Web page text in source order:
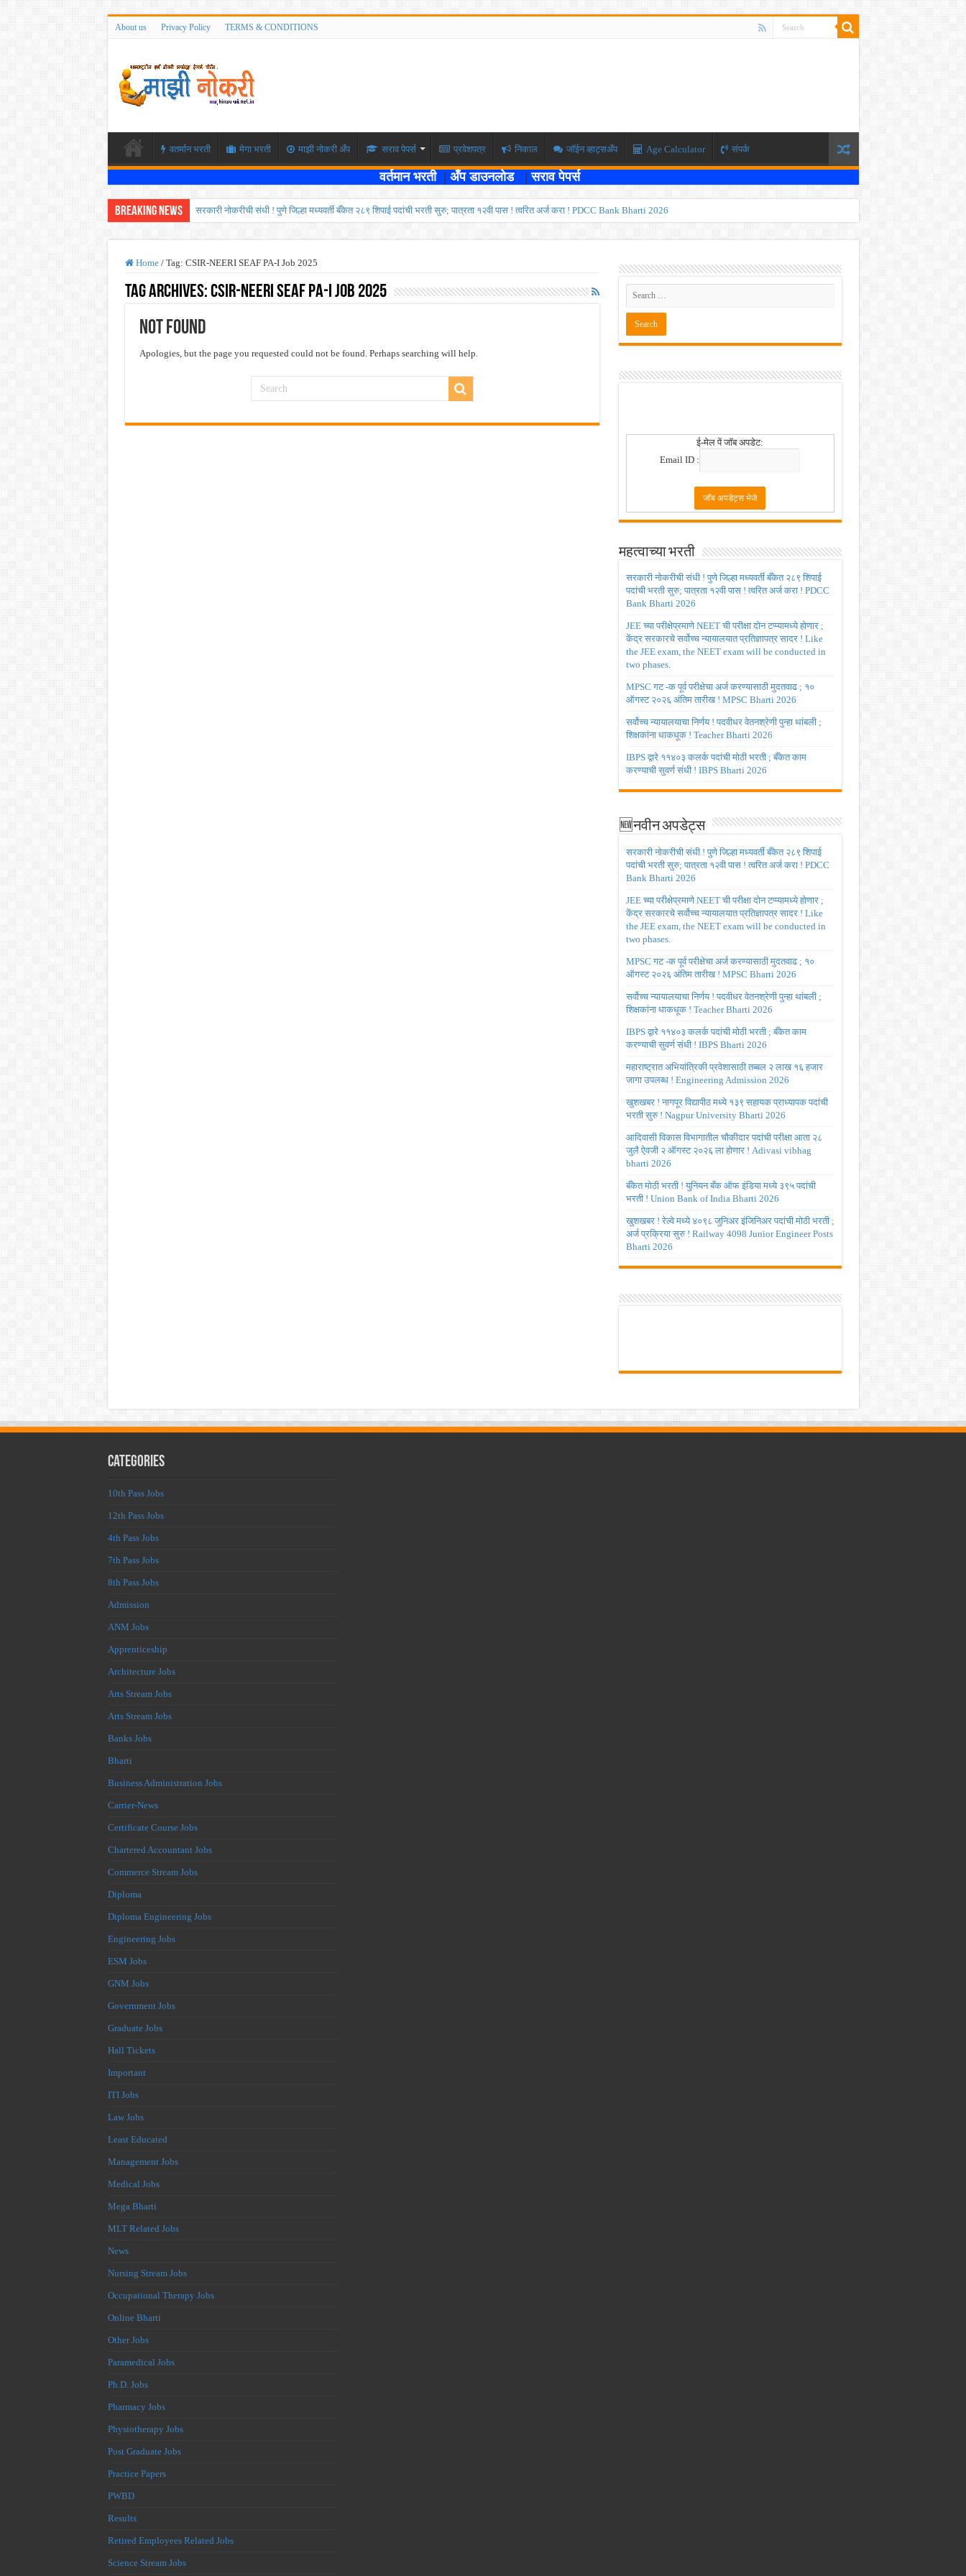
About us Privacy Policy TERMS & CONDITIONS
वतर्मान भरती मेगा भरती माझी नोकरी अँप सराव पेपर्स प्रवेशपत्र निकाल जॉईन व्हाट्सअँप Age Calculator संपर्क
वर्तमान भरती | अँप डाउनलोड |सराव पेपर्स
Breaking News सरकारी नोकरीची संधी ! पुणे जिल्हा मध्यवर्ती बँकेत २८९ शिपाई पदांची भरती सुरु; पात्रता १२वी पास ! त्वरित अर्ज करा ! PDCC Bank Bharti 2026
महाराष्ट्रात अभियांत्रिकी प्रवेशासाठी तब्बल २ लाख १६ हजार जागा उपलब्ध ! Engineering Admission 2026
खुशखबर ! नागपूर विद्यापीठ मध्ये १३९ सहायक प्राध्यापक पदांची भरती सुरु ! Nagpur University Bharti 2026
आदिवासी विकास विभागातील चौकीदार पदांची परीक्षा आता २८ जुलै ऐवजी २ ऑगस्ट २०२६ ला होणार ! Adivasi vibhag bharti 2026
बँकेत मोठी भरती ! युनियन बँक ऑफ इंडिया मध्ये ३९५ पदांची भरती ! Union Bank of India Bharti 2026
Home / Tag: CSIR-NEERI SEAF PA-I Job 2025
Tag Archives:CSIR-NEERI SEAF PA-I Job 2025
Not Found
Apologies, but the page you requested could not be found. Perhaps searching will help.
ई-मेल पें जॉब अपडेट:
Email ID :
महत्वाच्या भरती
सरकारी नोकरीची संधी ! पुणे जिल्हा मध्यवर्ती बँकेत २८९ शिपाई
पदांची भरती सुरु; पात्रता १२वी पास ! त्वरित अर्ज करा ! PDCC
Bank Bharti 2026
JEE च्या परीक्षेप्रमाणे NEET ची परीक्षा दोन टप्प्यामध्ये होणार ;
केंद्र सरकारचे सर्वोच्च न्यायालयात प्रतिज्ञापत्र सादर ! Like
the JEE exam, the NEET exam will be conducted in
two phases.
MPSC गट -क पूर्व परीक्षेचा अर्ज करण्यासाठी मुदतवाढ ; १०
ऑगस्ट २०२६ अंतिम तारीख ! MPSC Bharti 2026
सर्वोच्च न्यायालयाचा निर्णय ! पदवीधर वेतनश्रेणी पुन्हा थांबली ;
शिक्षकांना धाकधूक ! Teacher Bharti 2026
IBPS द्वारे ११४०३ कलर्क पदांची मोठी भरती ; बँकेत काम
करण्याची सुवर्ण संधी ! IBPS Bharti 2026
🆕नवीन अपडेट्स
सरकारी नोकरीची संधी ! पुणे जिल्हा मध्यवर्ती बँकेत २८९ शिपाई
पदांची भरती सुरु; पात्रता १२वी पास ! त्वरित अर्ज करा ! PDCC
Bank Bharti 2026
JEE च्या परीक्षेप्रमाणे NEET ची परीक्षा दोन टप्प्यामध्ये होणार ;
केंद्र सरकारचे सर्वोच्च न्यायालयात प्रतिज्ञापत्र सादर ! Like
the JEE exam, the NEET exam will be conducted in
two phases.
MPSC गट -क पूर्व परीक्षेचा अर्ज करण्यासाठी मुदतवाढ ; १०
ऑगस्ट २०२६ अंतिम तारीख ! MPSC Bharti 2026
सर्वोच्च न्यायालयाचा निर्णय ! पदवीधर वेतनश्रेणी पुन्हा थांबली ;
शिक्षकांना धाकधूक ! Teacher Bharti 2026
IBPS द्वारे ११४०३ कलर्क पदांची मोठी भरती ; बँकेत काम
करण्याची सुवर्ण संधी ! IBPS Bharti 2026
महाराष्ट्रात अभियांत्रिकी प्रवेशासाठी तब्बल २ लाख १६ हजार
जागा उपलब्ध ! Engineering Admission 2026
खुशखबर ! नागपूर विद्यापीठ मध्ये १३९ सहायक प्राध्यापक पदांची
भरती सुरु ! Nagpur University Bharti 2026
आदिवासी विकास विभागातील चौकीदार पदांची परीक्षा आता २८
जुलै ऐवजी २ ऑगस्ट २०२६ ला होणार ! Adivasi vibhag
bharti 2026
बँकेत मोठी भरती ! युनियन बँक ऑफ इंडिया मध्ये ३९५ पदांची
भरती ! Union Bank of India Bharti 2026
खुशखबर ! रेल्वे मध्ये ४०९८ जुनिअर इंजिनिअर पदांची मोठी भरती ;
अर्ज प्रक्रिया सुरु ! Railway 4098 Junior Engineer Posts
Bharti 2026
Categories
10th Pass Jobs
12th Pass Jobs
4th Pass Jobs
7th Pass Jobs
8th Pass Jobs
Admission
ANM Jobs
Apprenticeship
Architecture Jobs
Arts Stream Jobs
Arts Stream Jobs
Banks Jobs
Bharti
Business Administration Jobs
Carrier-News
Certificate Course Jobs
Chartered Accountant Jobs
Commerce Stream Jobs
Diploma
Diploma Engineering Jobs
Engineering Jobs
ESM Jobs
GNM Jobs
Government Jobs
Graduate Jobs
Hall Tickets
Important
ITI Jobs
Law Jobs
Least Educated
Management Jobs
Medical Jobs
Mega Bharti
MLT Related Jobs
News
Nursing Stream Jobs
Occupational Therapy Jobs
Online Bharti
Other Jobs
Paramedical Jobs
Ph.D. Jobs
Pharmacy Jobs
Physiotherapy Jobs
Post Graduate Jobs
Practice Papers
PWBD
Results
Retired Employees Related Jobs
Science Stream Jobs